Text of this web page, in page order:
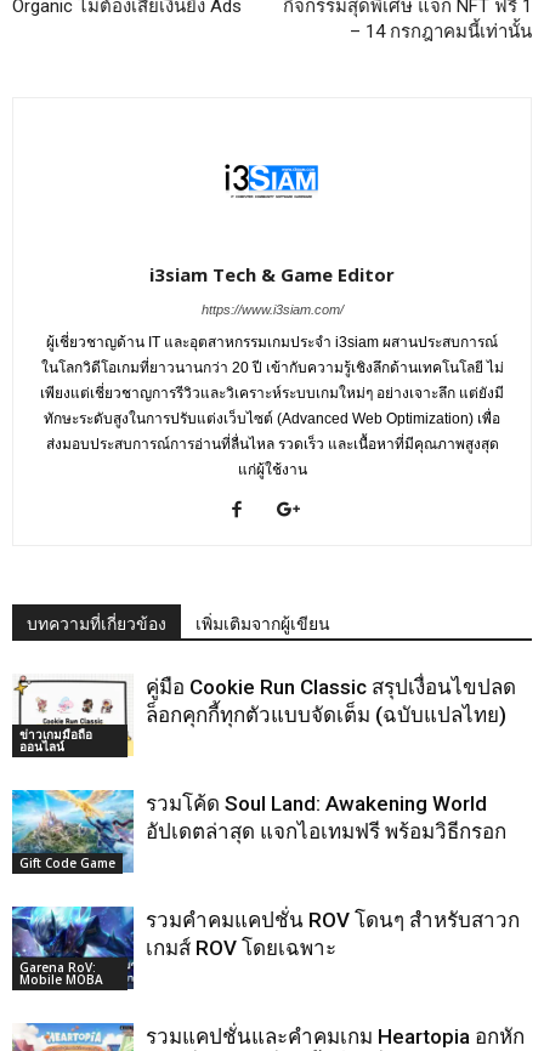
Organic ไม่ต้องเสียเงินยิง Ads
กิจกรรมสุดพิเศษ แจก NFT ฟรี 1
– 14 กรกฎาคมนี้เท่านั้น
i3siam Tech & Game Editor
https://www.i3siam.com/
ผู้เชี่ยวชาญด้าน IT และอุตสาหกรรมเกมประจำ i3siam ผสานประสบการณ์
ในโลกวิดีโอเกมที่ยาวนานกว่า 20 ปี เข้ากับความรู้เชิงลึกด้านเทคโนโลยี ไม่
เพียงแต่เชี่ยวชาญการรีวิวและวิเคราะห์ระบบเกมใหม่ๆ อย่างเจาะลึก แต่ยังมี
ทักษะระดับสูงในการปรับแต่งเว็บไซต์ (Advanced Web Optimization) เพื่อ
ส่งมอบประสบการณ์การอ่านที่ลื่นไหล รวดเร็ว และเนื้อหาที่มีคุณภาพสูงสุด
แก่ผู้ใช้งาน
บทความที่เกี่ยวข้อง เพิ่มเติมจากผู้เขียน
ข่าวเกมมือถือ
ออนไลน์
คู่มือ Cookie Run Classic สรุปเงื่อนไขปลด
ล็อกคุกกี้ทุกตัวแบบจัดเต็ม (ฉบับแปลไทย)
Gift Code Game
รวมโค้ด Soul Land: Awakening World
อัปเดตล่าสุด แจกไอเทมฟรี พร้อมวิธีกรอก
Garena RoV:
Mobile MOBA
รวมคำคมแคปชั่น ROV โดนๆ สำหรับสาวก
เกมส์ ROV โดยเฉพาะ
รวมแคปชั่นและคำคมเกม Heartopia อกหัก